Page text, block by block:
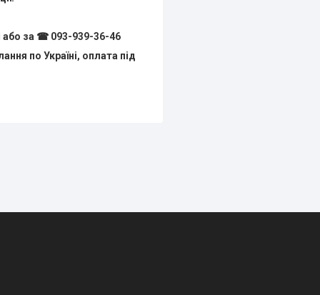
або за ☎ 093-939-36-46
по Україні, оплата під